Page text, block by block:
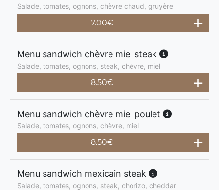
Salade, tomates, ognons, chèvre chaud, gruyère
7.00€
Menu sandwich chèvre miel steak
Salade, tomates, ognons, steak, chèvre, miel
8.50€
Menu sandwich chèvre miel poulet
Salade, tomates, ognons, chèvre, miel
8.50€
Menu sandwich mexicain steak
Salade, tomates, ognons, steak, chorizo, cheddar